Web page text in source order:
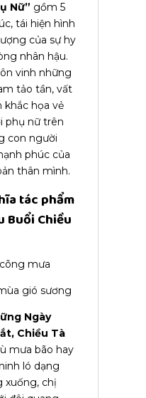
Nữ” gồm 5
tái hiện hình
của sự hy
nhân hậu.
vinh những
tảo tần, vất
khắc họa vẻ
phụ nữ trên
con người
phúc của
thân mình.
tác phẩm
Buổi Chiều
mưa
gió sương
Ngày
Chiều Tà
mưa bão hay
ló dạng
xuống, chị